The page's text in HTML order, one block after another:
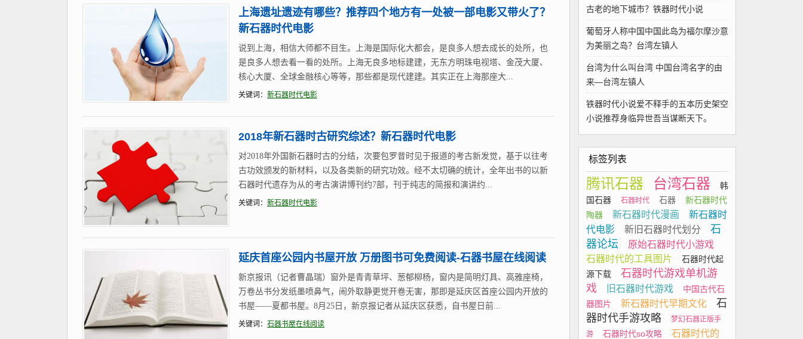
上海遗址遗迹有哪些？推荐四个地方有一处被一部电影又带火了？
新石器时代电影
说到上海，相信大师都不目生。上海是国际化大都会，是良多人想去成长的处所，也
是良多人想去看一看的处所。上海无良多地标建建，无东方明珠电视塔、金茂大厦、
核心大厦、全球金融核心等等，那些都是现代建建。其实正在上海那座大...
关键词： 新石器时代电影
2018年新石器时古研究综述？新石器时代电影
对2018年外国新石器时古的分结，次要包罗昔时见于报道的考古新发觉，基于以往考
古功效颁发的新材料，以及各类新的研究功效。经不太切确的统计，全年出书的以新
石器时代遗存为从的考古演讲博刊约7部，刊于纯志的简报和演讲约...
关键词： 新石器时代电影
延庆首座公园内书屋开放 万册图书可免费阅读-石器书屋在线阅读
新京报讯（记者曹晶瑞）窗外是青青草坪、葱郁柳杨，窗内是简明灯具、高雅座椅，
万卷丛书分发纸墨喷鼻气，闹外取静更觉开卷无害，那即是延庆区首座公园内开放的
书屋——夏都书屋。8月25日，新京报记者从延庆区获悉，自书屋日前...
关键词： 石器书屋在线阅读
古老的地下城市？铁器时代小说
葡萄牙人称中国中国此岛为福尔摩沙意
为美丽之岛？台湾左镇人
台湾为什么叫台湾 中国台湾名字的由
来—台湾左镇人
铁器时代小说爱不释手的五本历史架空
小说推荐身临异世吾当谋断天下。
标签列表
腾讯石器 台湾石器
韩
国石器
石器时代 石器
新石器时代
陶器
新石器时代漫画
新石器时
代电影
新旧石器时代划分
石
器论坛
原始石器时代小游戏
石器时代的工具图片
石器时代起
源下载
石器时代游戏单机游
戏
旧石器时代游戏
中国古代石
器图片
新石器时代早期文化
石
器时代手游攻略
梦幻石器正版手
游
石器时代so攻略
石器时代的